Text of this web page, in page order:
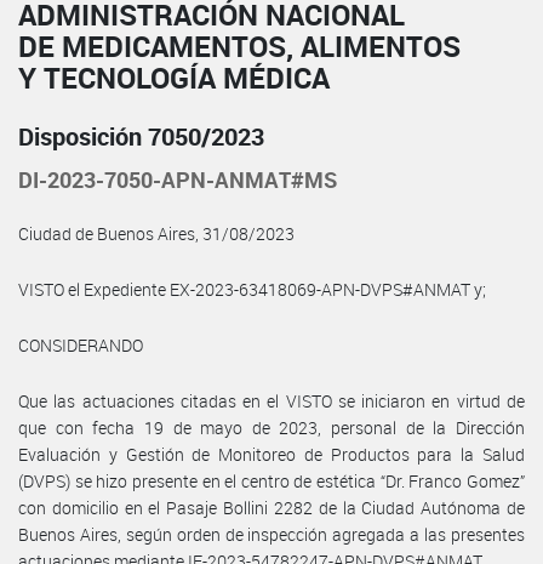
ADMINISTRACIÓN NACIONAL
DE MEDICAMENTOS, ALIMENTOS
Y TECNOLOGÍA MÉDICA
Disposición 7050/2023
DI-2023-7050-APN-ANMAT#MS
Ciudad de Buenos Aires, 31/08/2023
VISTO el Expediente EX-2023-63418069-APN-DVPS#ANMAT y;
CONSIDERANDO
Que las actuaciones citadas en el VISTO se iniciaron en virtud de
que con fecha 19 de mayo de 2023, personal de la Dirección
Evaluación y Gestión de Monitoreo de Productos para la Salud
(DVPS) se hizo presente en el centro de estética “Dr. Franco Gomez”
con domicilio en el Pasaje Bollini 2282 de la Ciudad Autónoma de
Buenos Aires, según orden de inspección agregada a las presentes